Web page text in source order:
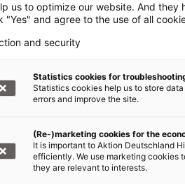
RTL freuen wir uns
hat das Unternehmen
us to optimize our website. And
"Yes" and agree to the use of all
and security
Statistics cookies for
Statistics cookies help us to store
errors and improve the site.
(Re-)marketing cookies for the
It is important to Aktion Deutschland
efficiently. We use marketing cookies
they are relevant to interests.